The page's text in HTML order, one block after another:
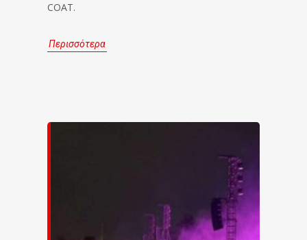
COAT.
Περισσότερα